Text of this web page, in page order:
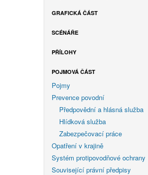
GRAFICKÁ ČÁST
SCÉNÁŘE
PŘÍLOHY
POJMOVÁ ČÁST
Pojmy
Prevence povodní
Předpovědní a hlásná služba
Hlídková služba
Zabezpečovací práce
Opatření v krajině
Systém protipovodňové ochrany
Související právní předpisy